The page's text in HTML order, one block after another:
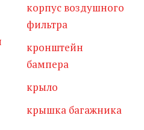
корпус воздушного
фильтра
кронштейн
бампера
крыло
крышка багажника